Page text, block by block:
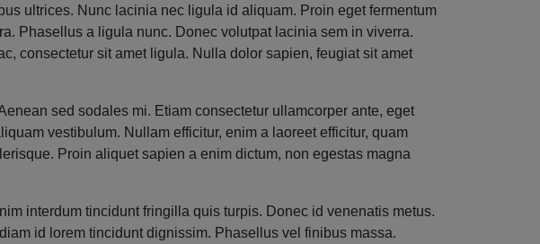
ultrices. Nunc lacinia nec ligula id aliquam. Proin eget fermentum
Phasellus a ligula nunc. Donec volutpat lacinia sem in viverra.
consectetur sit amet ligula. Nulla dolor sapien, feugiat sit amet
sed sodales mi. Etiam consectetur ullamcorper ante, eget
vestibulum. Nullam efficitur, enim a laoreet efficitur, quam
Proin aliquet sapien a enim dictum, non egestas magna
interdum tincidunt fringilla quis turpis. Donec id venenatis metus.
id lorem tincidunt dignissim. Phasellus vel finibus massa.